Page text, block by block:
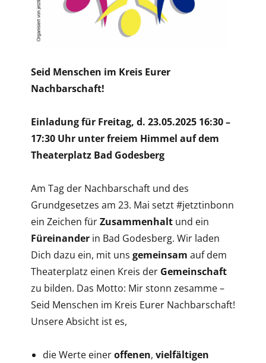
Seid Menschen im Kreis Eurer
Nachbarschaft!
Einladung für Freitag, d. 23.05.2025 16:30 –
17:30 Uhr unter freiem Himmel auf dem
Theaterplatz Bad Godesberg
Am Tag der Nachbarschaft und des
Grundgesetzes am 23. Mai setzt #jetztinbonn
ein Zeichen fürZusammenhalt und ein
Füreinander in Bad Godesberg. Wir laden
Dich dazu ein, mit uns gemeinsam auf dem
Theaterplatz einen Kreis der Gemeinschaft
zu bilden. Das Motto: Mir stonn zesamme –
Seid Menschen im Kreis Eurer Nachbarschaft!
Unsere Absicht ist es,
die Werte eineroffenen, vielfältigen